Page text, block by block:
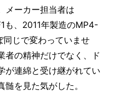
メーカー担当者は
も、2011年製造のMP4-
同じで変わっていませ
者の精神だけでなく、ド
が連綿と受け継がれてい
を見た気がした。